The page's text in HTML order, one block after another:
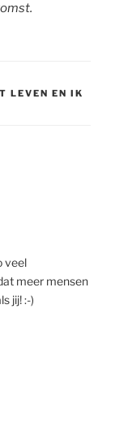
LEVEN EN IK
veel
meer mensen
jij! :-)